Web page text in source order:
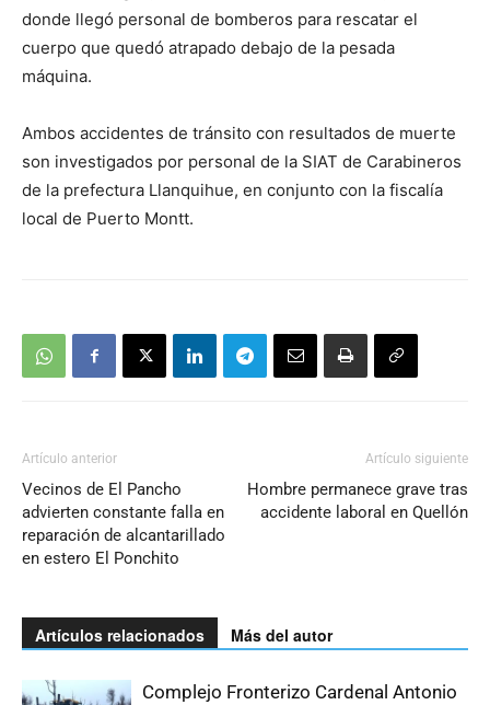
donde llegó personal de bomberos para rescatar el
cuerpo que quedó atrapado debajo de la pesada
máquina.
Ambos accidentes de tránsito con resultados de muerte
son investigados por personal de la SIAT de Carabineros
de la prefectura Llanquihue, en conjunto con la fiscalía
local de Puerto Montt.
Artículo anterior
Vecinos de El Pancho
advierten constante falla en
reparación de alcantarillado
en estero El Ponchito
Artículo siguiente
Hombre permanece grave tras
accidente laboral en Quellón
Artículos relacionados Más del autor
Complejo Fronterizo Cardenal Antonio